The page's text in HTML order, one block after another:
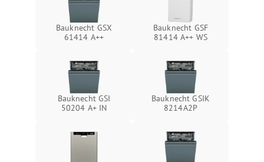
Bauknecht GSX
61414 A++
Bauknecht GSF
81414 A++ WS
Bauknecht GSI
50204 A+ IN
Bauknecht GSIK
8214A2P